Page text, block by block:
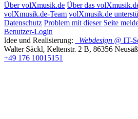
Über volXmusik.de Über das
volXmusik.de-Team volXmusik.de
Datenschutz Problem mit dieser Seite
Benutzer-Login
Idee und Realisierung:
Webdesign @ IT-
Walter Säckl, Keltenstr. 2 B, 86356 Neusäß
+49 176 10015151